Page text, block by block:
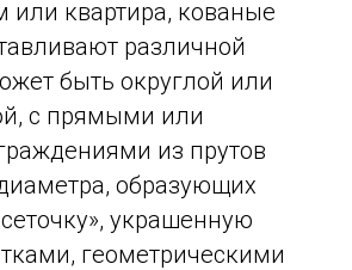
квартира, кованые
различной
быть округлой или
с прямыми или
из прутов
образующих
украшенную
геометрическими